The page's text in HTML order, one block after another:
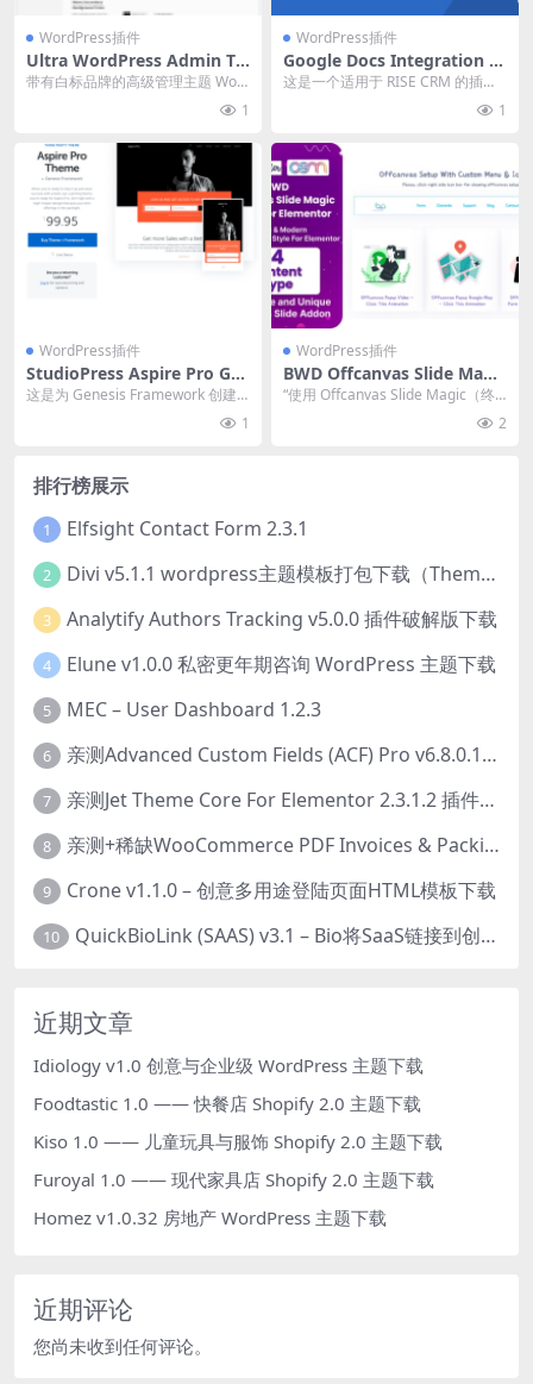
WordPress插件
Ultra WordPress Admin Th
eme 11.5 后台管理界面主题
带有白标品牌的高级管理主题 Wor
1
WordPress插件
Google Docs Integration fo
r RISE CRM v1.0.1 PHP源码
这是一个适用于 RISE CRM 的插
1
WordPress插件
StudioPress Aspire Pro Ge
nesis WordPress Theme 1.
这是为 Genesis Framework 创建
1
WordPress插件
BWD Offcanvas Slide Magic
Addon For Elementor v1.0
“使用 Offcanvas Slide Magic（终
2
排行榜展示
1 Elfsight Contact Form 2.3.1
2 Divi v5.1.1 wordpress主题模板打包下载（Theme + Builder+ Extra Theme + Templates + Layouts + PSD）
3 Analytify Authors Tracking v5.0.0 插件破解版下载
4 Elune v1.0.0 私密更年期咨询 WordPress 主题下载
5 MEC – User Dashboard 1.2.3
6 亲测Advanced Custom Fields (ACF) Pro v6.8.0.1 + Advanced Custom Fields: Extended PRO v0.9.2.3 | 网站开发自定义字段插件下载
7 亲测Jet Theme Core For Elementor 2.3.1.2 插件下载
8 亲测+稀缺WooCommerce PDF Invoices & Packing Slips Professional v2.20.0 + Templates v2.25.1 [by WpOverNight] WooCommerce PDF 发票和装箱单插件下载
9 Crone v1.1.0 – 创意多用途登陆页面HTML模板下载
10 QuickBioLink (SAAS) v3.1 – Bio将SaaS链接到创作者，有影响力者和企业的SaaS PHP源码下载
近期文章
Idiology v1.0 创意与企业级 WordPress 主题下载
Foodtastic 1.0 —— 快餐店 Shopify 2.0 主题下载
Kiso 1.0 —— 儿童玩具与服饰 Shopify 2.0 主题下载
Furoyal 1.0 —— 现代家具店 Shopify 2.0 主题下载
Homez v1.0.32 房地产 WordPress 主题下载
近期评论
您尚未收到任何评论。